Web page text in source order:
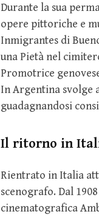
Durante la sua
opere pittoriche e
Inmigrantes di
una Pietà nel
Promotrice
In Argentina svolge
guadagnandosi
Il ritorno in
Rientrato in Italia
scenografo. Dal
cinematografica